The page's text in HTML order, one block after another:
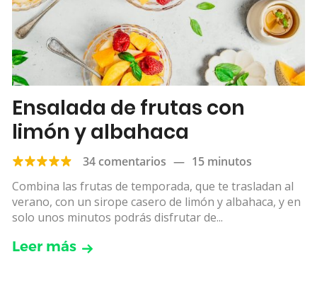
Ensalada de frutas con
limón y albahaca
34 comentarios — 15 minutos
Combina las frutas de temporada, que te trasladan al
verano, con un sirope casero de limón y albahaca, y en
solo unos minutos podrás disfrutar de...
Leer más